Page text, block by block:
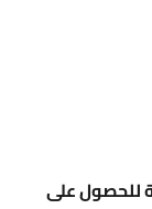
للحصول على